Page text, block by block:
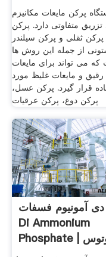
پرکن مایعات مکانیزم
متفاوتی دارد. پرکن
پرکن ثقلی و پرکن سیلندر
از جمله این روش ها
می تواند برای مایعات
رقیق و مایعات غلیظ مورد
قرار گیرد. پرکن عسل،
پرکن دوغ، پرکن عرقیات
دی آمونیوم فسفات |
Di Ammonium
Phosphate | لوتوس
شیمی